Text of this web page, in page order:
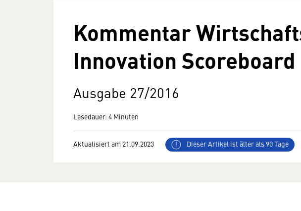
Kommentar
Innovation Scoreboard
Ausgabe 27/2016
Lesedauer: 4 Minuten
Aktualisiert am 21.09.2023 Dieser Artikel ist älter als 90 Tage